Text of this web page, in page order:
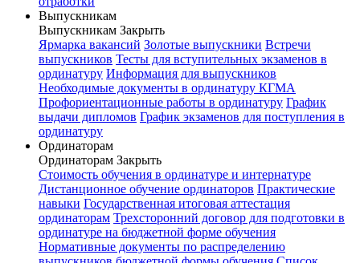
Выпускникам
Выпускникам Закрыть
Ярмарка вакансий Золотые выпускники Встречи
выпускников Тесты для вступительных экзаменов в
ординатуру Информация для выпускников
Необходимые документы в ординатуру КГМА
Профориентационные работы в ординатуру График
выдачи дипломов График экзаменов для поступления в
ординатуру
Ординаторам
Ординаторам Закрыть
Стоимость обучения в ординатуре и интернатуре
Дистанционное обучение ординаторов Практические
навыки Государственная итоговая аттестация
ординаторам Трехсторонний договор для подготовки в
ординатуре на бюджетной форме обучения
Нормативные документы по распределению